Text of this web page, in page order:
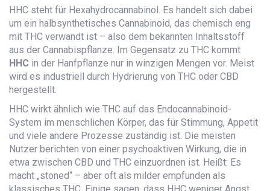
HHC steht für Hexahydrocannabinol. Es handelt sich dabei
um ein halbsynthetisches Cannabinoid, das chemisch eng
mit THC verwandt ist – also dem bekannten Inhaltsstoff
aus der Cannabispflanze. Im Gegensatz zu THC kommt
HHC in der Hanfpflanze nur in winzigen Mengen vor. Meist
wird es industriell durch Hydrierung von THC oder CBD
hergestellt.
HHC wirkt ähnlich wie THC auf das Endocannabinoid-
System im menschlichen Körper, das für Stimmung, Appetit
und viele andere Prozesse zuständig ist. Die meisten
Nutzer berichten von einer psychoaktiven Wirkung, die in
etwa zwischen CBD und THC einzuordnen ist. Heißt: Es
macht „stoned“ – aber oft als milder empfunden als